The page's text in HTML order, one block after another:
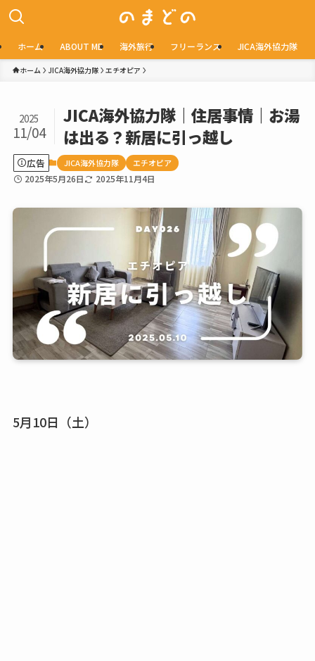
ホーム ABOUT ME 海外旅行 フリーランス JICA海外協力隊
ホーム JICA海外協力隊 エチオピア
JICA海外協力隊｜住居事情｜お湯
は出る？新居に引っ越し
2025
11/04
広告 JICA海外協力隊 エチオピア
2025年5月26日 2025年11月4日
5月10日（土）